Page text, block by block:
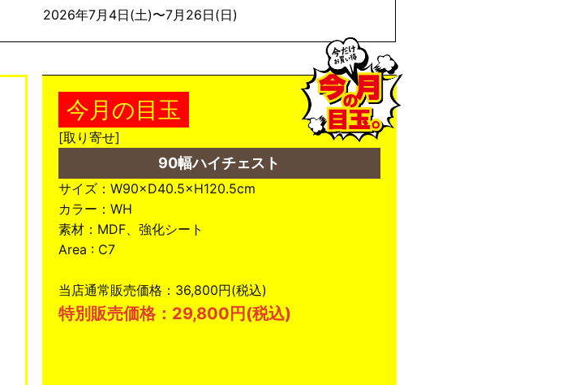
2026年7月4日(土)〜7月26日(日)
今月の目玉
[取り寄せ]
90幅ハイチェスト
サイズ：W90×D40.5×H120.5cm
カラー：WH
素材：MDF、強化シート
Area : C7
当店通常販売価格：36,800円(税込)
特別販売価格：29,800円(税込)